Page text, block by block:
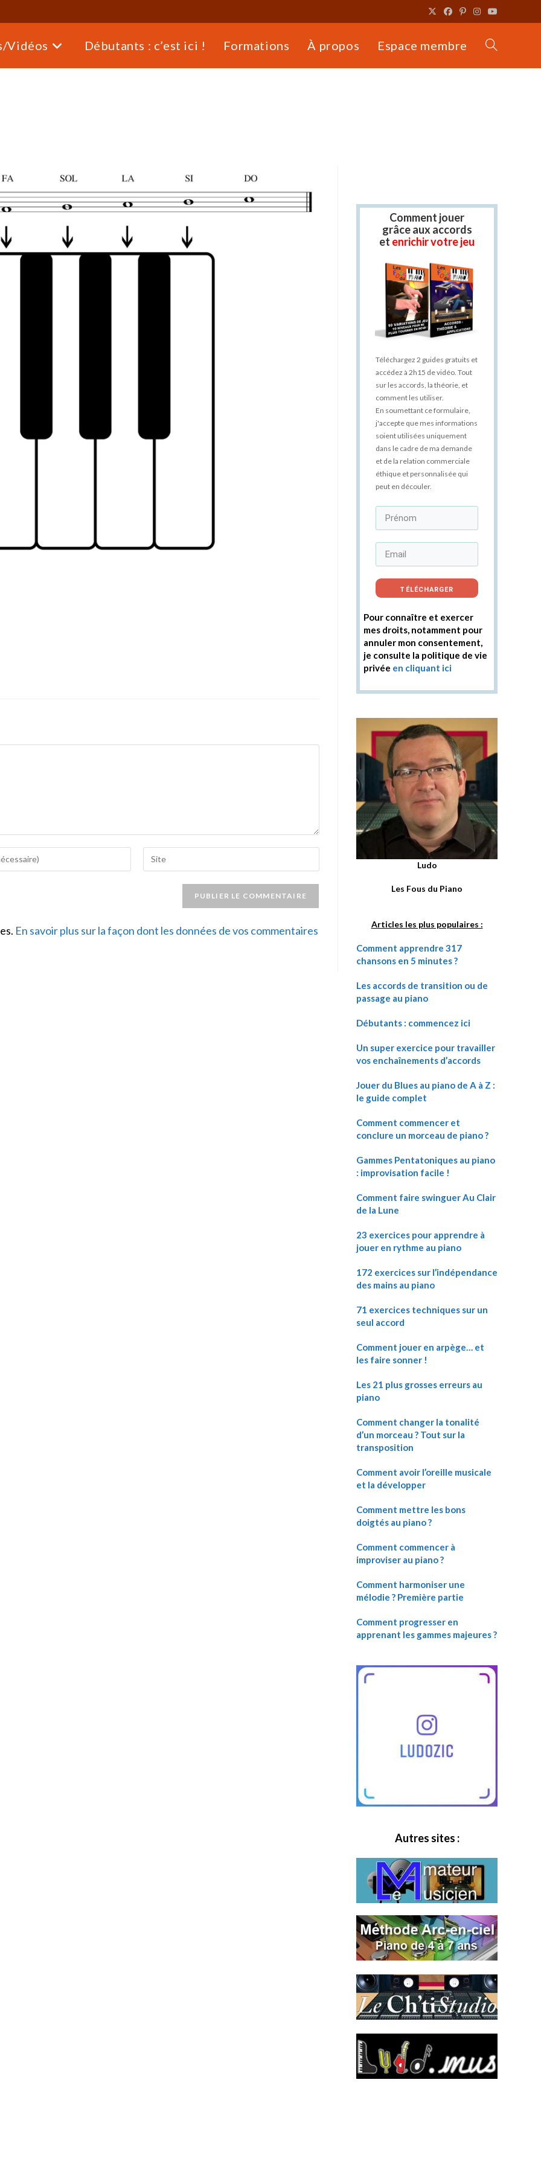
Vidéos Débutants : c’est ici ! Formations À propos Espace membre Toggle
Saisir
l’URL
(facultatif)
En savoir plus sur la façon dont les données de vos commentaires
Comment jouer
grâce aux accords
et enrichir votre jeu
Téléchargez 2 guides gratuits et
accédez à 2h15 de vidéo. Tout
sur les accords, la théorie, et
comment les utiliser.
En soumettant ce formulaire,
j'accepte que mes informations
soient utilisées uniquement
dans le cadre de ma demande
et de la relation commerciale
éthique et personnalisée qui
peut en découler.
TÉLÉCHARGER
Pour connaître et exercer
mes droits, notamment pour
annuler mon consentement,
je consulte la politique de vie
privée en cliquant ici
Ludo
Les Fous du Piano
Articles les plus populaires :
Comment apprendre 317
chansons en 5 minutes ?
Les accords de transition ou de
passage au piano
Débutants : commencez ici
Un super exercice pour travailler
vos enchaînements d’accords
Jouer du Blues au piano de A à Z :
le guide complet
Comment commencer et
conclure un morceau de piano ?
Gammes Pentatoniques au piano
: improvisation facile !
Comment faire swinguer Au Clair
de la Lune
23 exercices pour apprendre à
jouer en rythme au piano
172 exercices sur l’indépendance
des mains au piano
71 exercices techniques sur un
seul accord
Comment jouer en arpège… et
les faire sonner !
Les 21 plus grosses erreurs au
piano
Comment changer la tonalité
d’un morceau ? Tout sur la
transposition
Comment avoir l’oreille musicale
et la développer
Comment mettre les bons
doigtés au piano ?
Comment commencer à
improviser au piano ?
Comment harmoniser une
mélodie ? Première partie
Comment progresser en
apprenant les gammes majeures ?
Autres sites :